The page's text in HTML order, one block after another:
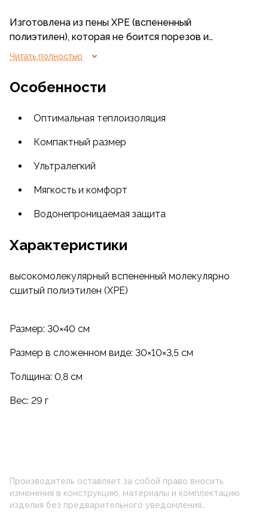
Изготовлена из пены XPE (вспененный
полиэтилен), которая не боится порезов и
проколов. Ультралёгкая модель удобна для
Водонепроницаемая защита. Оставайтесь сухими
водонепроницаемого коврика. Независимо от
того, находитесь ли вы в походе, на пикнике или на
пляже, этот коврик идеально подходит для
сидения или опирания, избегая при этом грязи и
Складывается до карманного размера. В этом
складном коврике удобство сочетается с
функциональностью. Он легко складывается до
карманного размера, поэтому его легко носить с
Благодаря яркой двухцветной окраске не
Читать полностью
Особенности
Оптимальная теплоизоляция
Компактный размер
Ультралегкий
Мягкость и комфорт
Водонепроницаемая защита
Характеристики
высокомолекулярный вспененный молекулярно
сшитый полиэтилен (XPE)
Размер: 30×40 см
Размер в сложенном виде: 30×10×3,5 см
Толщина: 0,8 см
Вес: 29 г
Производитель оставляет за собой право вносить
изменения в конструкцию, материалы и комплектацию
изделия без предварительного уведомления